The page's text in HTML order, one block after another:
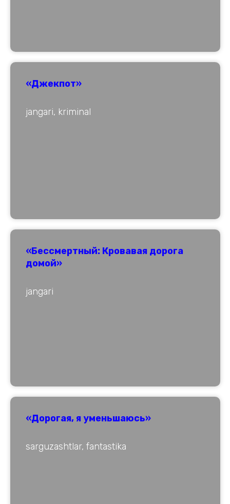
«Джекпот»
jangari, kriminal
«Бессмертный: Кровавая дорога
домой»
jangari
«Дорогая, я уменьшаюсь»
sarguzashtlar, fantastika